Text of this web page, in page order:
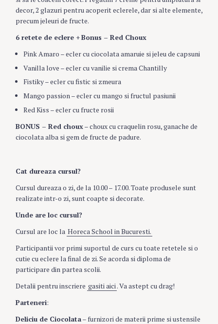
decor, 2 glazuri pentru acoperit eclerele, dar si alte elemente,
precum jeleuri de fructe.
6 retete de eclere +Bonus – Red Choux
Pink Amaro – ecler cu ciocolata amaruie si jeleu de capsuni
Vanilla love – ecler cu vanilie si crema Chantilly
Fistiky – ecler cu fistic si zmeura
Mango passion – ecler cu mango si fructul pasiunii
Red Kiss – ecler cu fructe rosii
BONUS – Red choux– choux cu craquelin rosu, ganache de
ciocolata alba si gem de fructe de padure.
Cat dureaza cursul?
Cursul dureaza o zi, de la 10.00 – 17.00. Toate produsele sunt
realizate intr-o zi, sunt coapte si decorate.
Unde are loc cursul?
Cursul are loc la Horeca School in Bucuresti.
Participantii vor primi suportul de curs cu toate retetele si o
cutie cu eclere la final de zi. Se acorda si diploma de
participare din partea scolii.
Detalii pentru inscriere gasiti aici . Va astept cu drag!
Parteneri:
Deliciu de Ciocolata– furnizori de materii prime si ustensile